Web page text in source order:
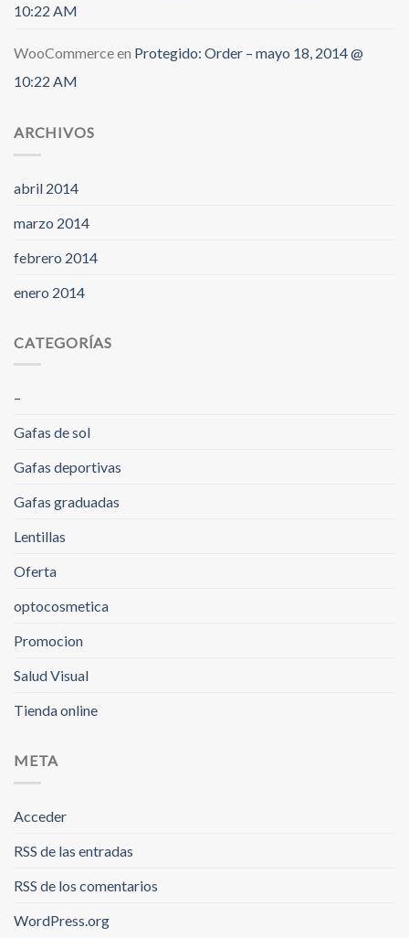
10:22 AM
WooCommerceen Protegido: Order – mayo 18, 2014 @
10:22 AM
ARCHIVOS
abril 2014
marzo 2014
febrero 2014
enero 2014
CATEGORÍAS
–
Gafas de sol
Gafas deportivas
Gafas graduadas
Lentillas
Oferta
optocosmetica
Promocion
Salud Visual
Tienda online
META
Acceder
RSS de las entradas
RSS de los comentarios
WordPress.org